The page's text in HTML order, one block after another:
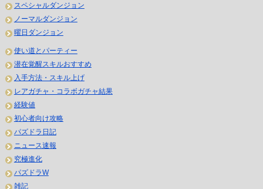
スペシャルダンジョン
ノーマルダンジョン
曜日ダンジョン
使い道とパーティー
潜在覚醒スキルおすすめ
入手方法・スキル上げ
レアガチャ・コラボガチャ結果
経験値
初心者向け攻略
パズドラ日記
ニュース速報
究極進化
パズドラW
雑記